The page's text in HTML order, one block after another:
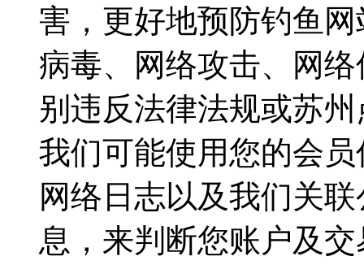
害，更好地预防钓鱼
病毒、网络攻击、网
别违反法律法规或苏
我们可能使用您的会
网络日志以及我们关
息，来判断您账户及